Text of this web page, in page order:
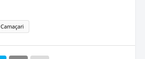
Camaçari